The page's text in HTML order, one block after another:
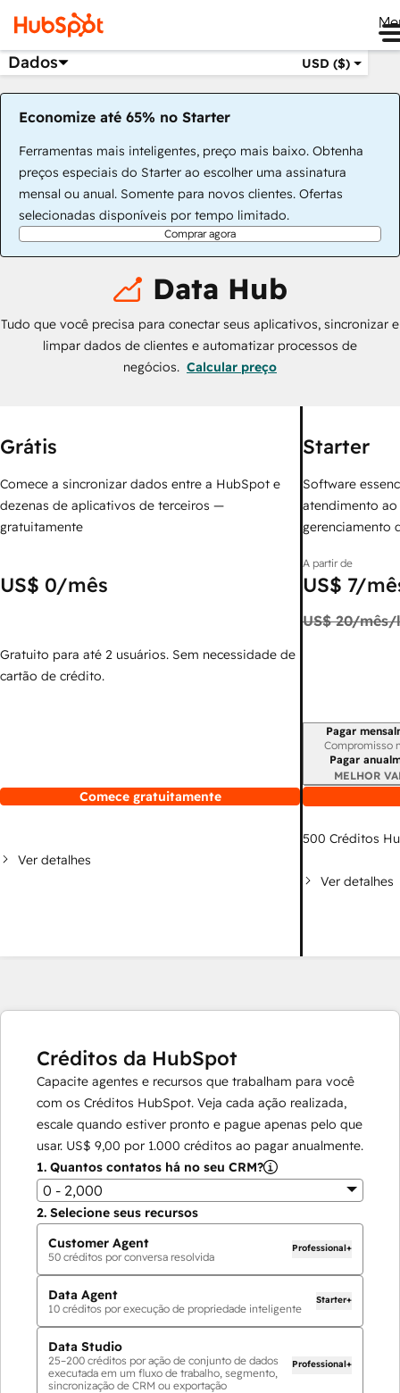
Dados USD ($)
Economize até 65% no Starter
Ferramentas mais inteligentes, preço mais baixo. Obtenha
preços especiais do Starter ao escolher uma assinatura
mensal ou anual. Somente para novos clientes. Ofertas
selecionadas disponíveis por tempo limitado.
Comprar agora
Data Hub
Tudo que você precisa para conectar seus aplicativos, sincronizar e
limpar dados de clientes e automatizar processos de
negócios. Calcular preço
Grátis
Comece a sincronizar dados entre a HubSpot e
dezenas de aplicativos de terceiros —
gratuitamente
US$ 0/mês
Gratuito para até 2 usuários. Sem necessidade de
cartão de crédito.
Comece gratuitamente
Ver detalhes
Starter
Software
atendimento
gerenciamento
A partir de
US$ 7/
US$ 20/mês/
Período de
Pagar
Compromisso
Pagar
MELHOR
500 Créditos
Ver detalhes
Créditos da HubSpot
Capacite agentes e recursos que trabalham para você
com os Créditos HubSpot. Veja cada ação realizada,
escale quando estiver pronto e pague apenas pelo que
usar. US$ 9,00 por 1.000 créditos ao pagar anualmente.
1. Quantos contatos há no seu CRM?
0 - 2,000
2. Selecione seus recursos
Customer Agent
50 créditos por conversa resolvida
Professional+
Data Agent
10 créditos por execução de propriedade inteligente
Starter+
Data Studio
25–200 créditos por ação de conjunto de dados
executada em um fluxo de trabalho, segmento,
sincronização de CRM ou exportação
Professional+